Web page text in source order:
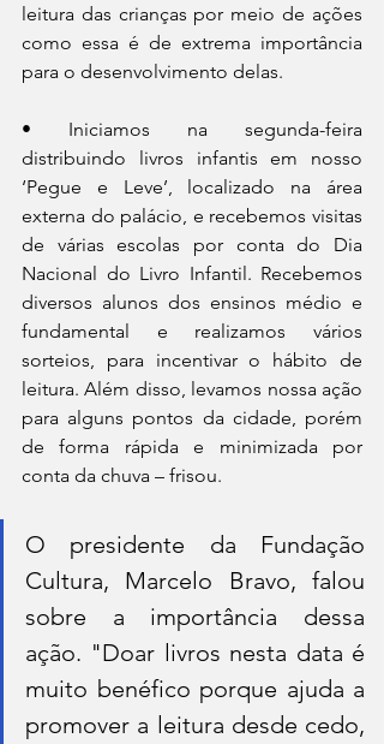
leitura das crianças por meio de ações
como essa é de extrema importância
para o desenvolvimento delas.
• Iniciamos na segunda-feira
distribuindo livros infantis em nosso
‘Pegue e Leve’, localizado na área
externa do palácio, e recebemos visitas
de várias escolas por conta do Dia
Nacional do Livro Infantil. Recebemos
diversos alunos dos ensinos médio e
fundamental e realizamos vários
sorteios, para incentivar o hábito de
leitura. Além disso, levamos nossa ação
para alguns pontos da cidade, porém
de forma rápida e minimizada por
conta da chuva – frisou.
O presidente da Fundação
Cultura, Marcelo Bravo, falou
sobre a importância dessa
ação. "Doar livros nesta data é
muito benéfico porque ajuda a
promover a leitura desde cedo,